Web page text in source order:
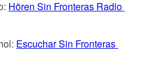
Hören Sin Fronteras Radio
Escuchar Sin Fronteras